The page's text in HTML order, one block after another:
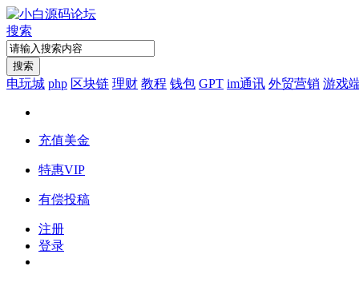
搜索
搜索
电玩城 php 区块链 理财 教程 钱包 GPT im通讯 外贸营销 游戏
充值美金
特惠VIP
有偿投稿
注册
登录